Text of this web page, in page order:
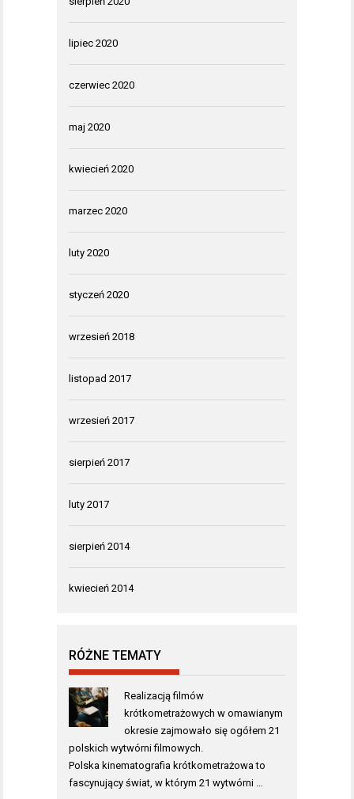
lipiec 2020
czerwiec 2020
maj 2020
kwiecień 2020
marzec 2020
luty 2020
styczeń 2020
wrzesień 2018
listopad 2017
wrzesień 2017
sierpień 2017
luty 2017
sierpień 2014
kwiecień 2014
RÓŻNE TEMATY
Realizacją filmów
krótkometrażowych w omawianym
okresie zajmowało się ogółem 21
polskich wytwórni filmowych.
Polska kinematografia krótkometrażowa to
fascynujący świat, w którym 21 wytwórni …